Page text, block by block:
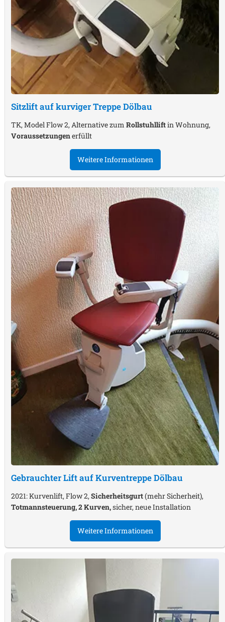
Sitzlift auf kurviger TreppeDölbau
TK, Model Flow 2, Alternative zum Rollstuhlliftin Wohnung,
Voraussetzungenerfüllt
Weitere Informationen
Gebrauchter Lift auf KurventreppeDölbau
2021: Kurvenlift, Flow 2, Sicherheitsgurt(mehr Sicherheit),
Totmannsteuerung, 2 Kurven,sicher, neue Installation
Weitere Informationen